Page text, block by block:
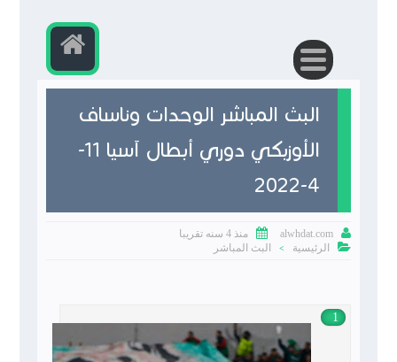
البث المباشر الوحدات وناساف
الأوزبكي دوري أبطال آسيا 11-
4-2022

alwhdat.com

منذ 4 سنه تقريبا

الرئيسية > البث المباشر